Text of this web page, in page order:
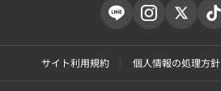
サイト利用規約 個人情報の処理方針